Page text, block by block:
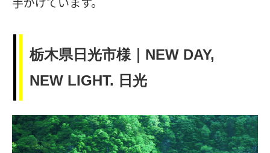
栃木県日光市様｜NEW DAY,
NEW LIGHT. 日光